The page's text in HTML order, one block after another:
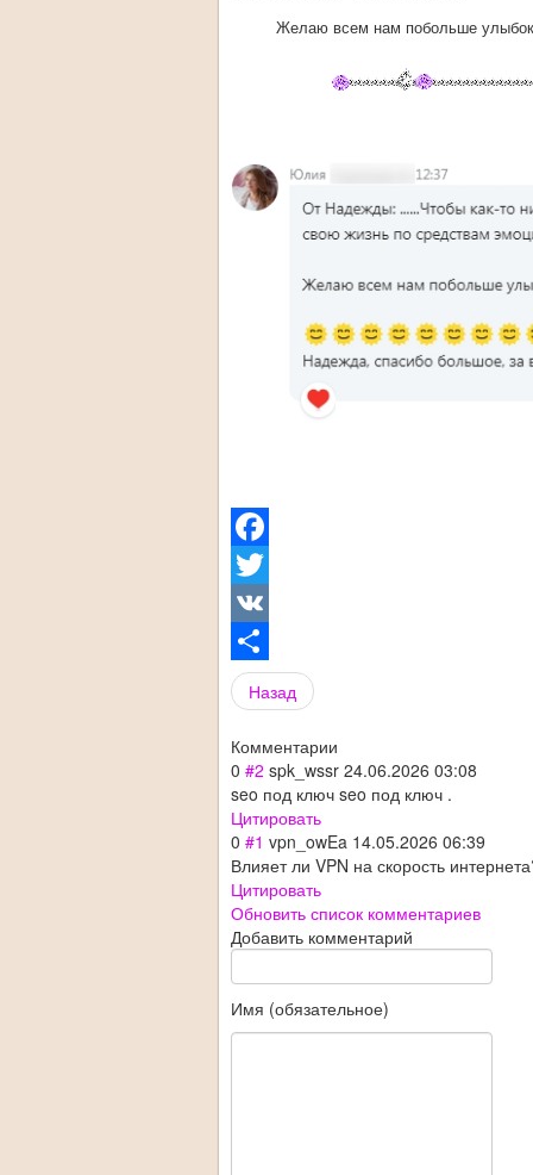
Желаю всем нам побольше
Facebook
Twitter
VK
Share
Назад
Комментарии
0 #2 spk_wssr 24.06.2026 03:08
seo под ключ seo под ключ .
Цитировать
0 #1 vpn_owEa 14.05.2026 06:39
Влияет ли VPN на скорость
Цитировать
Обновить список комментариев
Добавить комментарий
Имя (обязательное)